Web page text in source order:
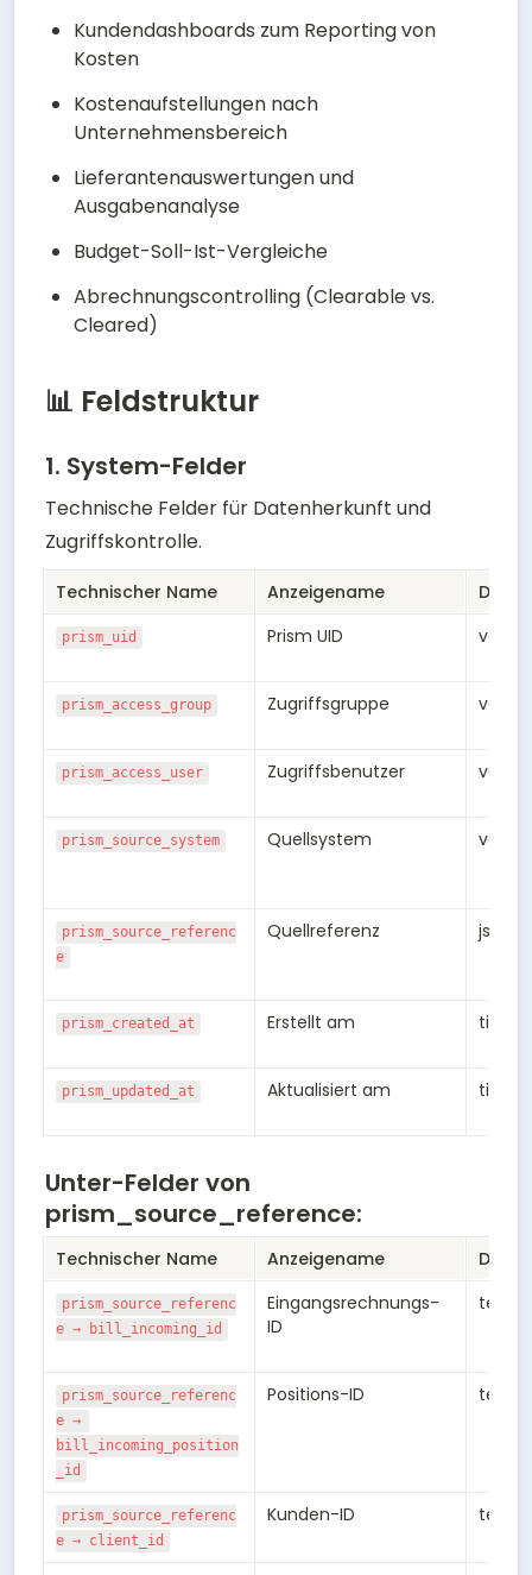
Kundendashboards zum Reporting von
Kosten
Kostenaufstellungen nach
Unternehmensbereich
Lieferantenauswertungen und
Ausgabenanalyse
Budget-Soll-Ist-Vergleiche
Abrechnungscontrolling (Clearable vs.
Cleared)
📊 Feldstruktur
1. System-Felder
Technische Felder für Datenherkunft und
Zugriffskontrolle.
Technischer Name Anzeigename
prism_uid Prism UID
prism_access_group Zugriffsgruppe
prism_access_user Zugriffsbenutzer
prism_source_system Quellsystem
prism_source_referenc
e
Quellreferenz jsonb
prism_created_at Erstellt am
prism_updated_at Aktualisiert am
Unter-Felder von
prism_source_reference:
Technischer Name Anzeigename
prism_source_referenc
e → bill_incoming_id
Eingangsrechnungs-
ID
text
prism_source_referenc
e →
bill_incoming_position
_id
Positions-ID text
prism_source_referenc
e → client_id
Kunden-ID text